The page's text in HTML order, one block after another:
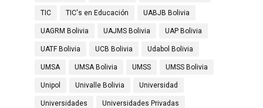
TIC TIC's en Educación UABJB Bolivia
UAGRM Bolivia UAJMS Bolivia UAP Bolivia
UATF Bolivia UCB Bolivia Udabol Bolivia
UMSA UMSA Bolivia UMSS UMSS Bolivia
Unipol Univalle Bolivia Universidad
Universidades Universidades Privadas